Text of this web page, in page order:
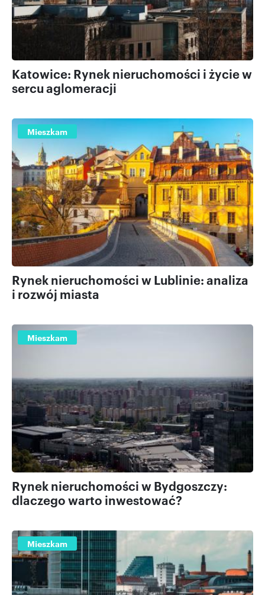
Katowice: Rynek nieruchomości i życie w
sercu aglomeracji
Mieszkam
Rynek nieruchomości w Lublinie: analiza
i rozwój miasta
Mieszkam
Rynek nieruchomości w Bydgoszczy:
dlaczego warto inwestować?
Mieszkam